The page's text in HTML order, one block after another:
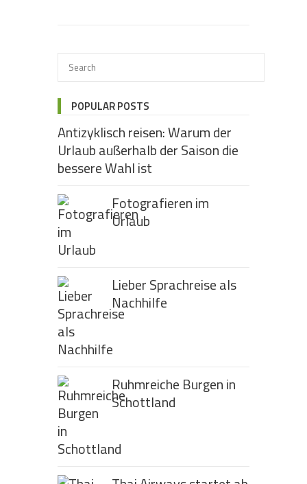
POPULAR POSTS
Antizyklisch reisen: Warum der
Urlaub außerhalb der Saison die
bessere Wahl ist
Fotografieren im
Urlaub
Lieber Sprachreise als
Nachhilfe
Ruhmreiche Burgen in
Schottland